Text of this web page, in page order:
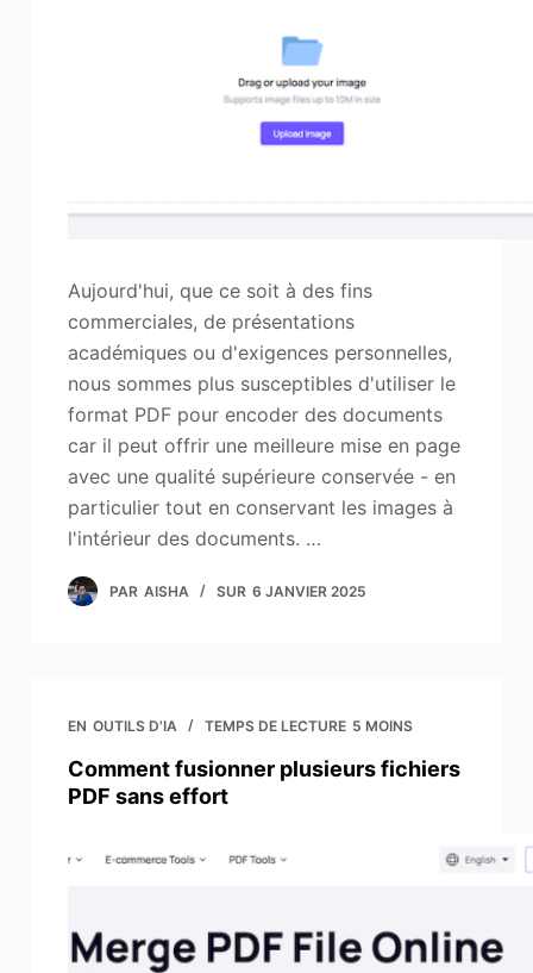
Aujourd'hui, que ce soit à des fins
commerciales, de présentations
académiques ou d'exigences personnelles,
nous sommes plus susceptibles d'utiliser le
format PDF pour encoder des documents
car il peut offrir une meilleure mise en page
avec une qualité supérieure conservée - en
particulier tout en conservant les images à
l'intérieur des documents. …
PAR AISHA SUR 6 JANVIER 2025
EN OUTILS D'IA TEMPS DE LECTURE 5 MOINS
Comment fusionner plusieurs fichiers
PDF sans effort